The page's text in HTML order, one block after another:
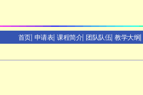
首页| 申请表| 课程简介| 团队队伍| 教学大纲|